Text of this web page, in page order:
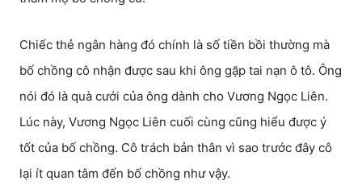
Chiếc thẻ ngân hàng đó chính là số tiền bồi thường mà
bố chồng cô nhận được sau khi ông gặp tai nạn ô tô. Ông
nói đó là quà cưới của ông dành cho Vương Ngọc Liên.
Lúc này, Vương Ngọc Liên cuối cùng cũng hiểu được ý
tốt của bố chồng. Cô trách bản thân vì sao trước đây cô
lại ít quan tâm đến bố chồng như vậy.